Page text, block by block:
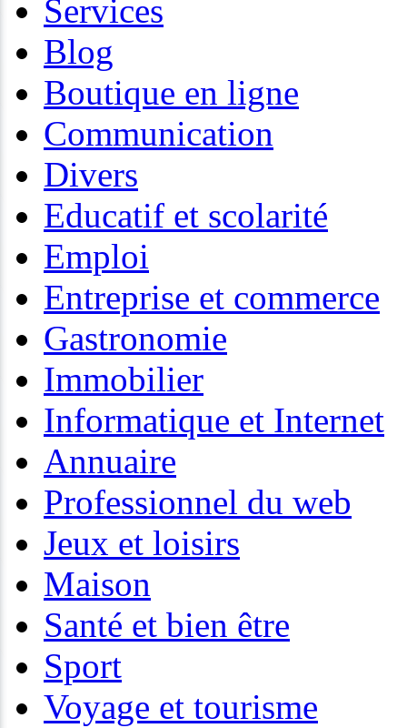
Services
Blog
Boutique en ligne
Communication
Divers
Educatif et scolarité
Emploi
Entreprise et commerce
Gastronomie
Immobilier
Informatique et Internet
Annuaire
Professionnel du web
Jeux et loisirs
Maison
Santé et bien être
Sport
Voyage et tourisme